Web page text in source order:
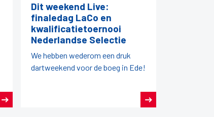
Dit weekend Live:
finaledag LaCo en
kwalificatietoernooi
Nederlandse Selectie
We hebben wederom een druk
dartweekend voor de boeg in Ede!